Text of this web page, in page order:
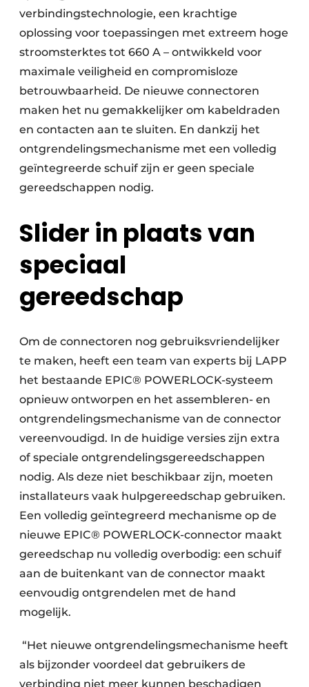
verbindingstechnologie, een krachtige
oplossing voor toepassingen met extreem hoge
stroomsterktes tot 660 A – ontwikkeld voor
maximale veiligheid en compromisloze
betrouwbaarheid. De nieuwe connectoren
maken het nu gemakkelijker om kabeldraden
en contacten aan te sluiten. En dankzij het
ontgrendelingsmechanisme met een volledig
geïntegreerde schuif zijn er geen speciale
gereedschappen nodig.
Slider in plaats van
speciaal
gereedschap
Om de connectoren nog gebruiksvriendelijker
te maken, heeft een team van experts bij LAPP
het bestaande EPIC® POWERLOCK-systeem
opnieuw ontworpen en het assembleren- en
ontgrendelingsmechanisme van de connector
vereenvoudigd. In de huidige versies zijn extra
of speciale ontgrendelingsgereedschappen
nodig. Als deze niet beschikbaar zijn, moeten
installateurs vaak hulpgereedschap gebruiken.
Een volledig geïntegreerd mechanisme op de
nieuwe EPIC® POWERLOCK-connector maakt
gereedschap nu volledig overbodig: een schuif
aan de buitenkant van de connector maakt
eenvoudig ontgrendelen met de hand
mogelijk.
“Het nieuwe ontgrendelingsmechanisme heeft
als bijzonder voordeel dat gebruikers de
verbinding niet meer kunnen beschadigen